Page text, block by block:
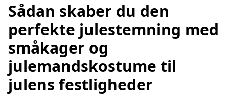
Sådan skaber du den
perfekte julestemning med
småkager og
julemandskostume til
julens festligheder